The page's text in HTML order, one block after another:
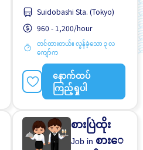
Suidobashi Sta. (Tokyo)
960 - 1,200/hour
တင်ထားတယ်။ လွန်ခဲ့သော ၃ လ
ကျော်က
နောက်ထပ်
ကြည့်ရှုပါ
စားပြဲထိုး
Job in စားေ